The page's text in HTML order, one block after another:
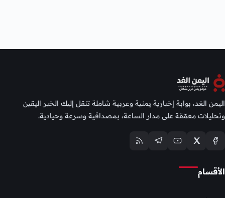
اليمن الغد، بوابة إخبارية يمنية وعربية شاملة تنقل إليك الخبر اليقين
وتحليلات معمّقة على مدار الساعة، بمصداقية وسرعة وحيادية.
الأقسام